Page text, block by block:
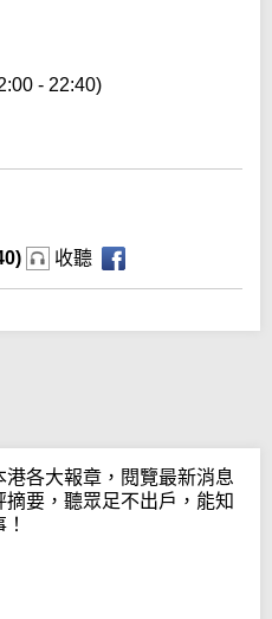
- 22:40)
收聽
港各大報章，閱覽最新消息
摘要，聽眾足不出戶，能知